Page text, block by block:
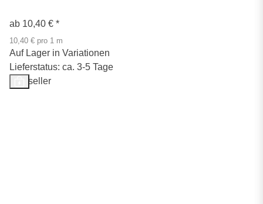
ab 10,40 € *
10,40 € pro 1 m
Auf Lager in Variationen
Lieferstatus: ca. 3-5 Tage
Bestseller